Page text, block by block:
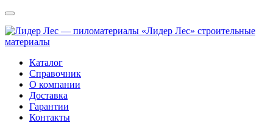
«Лидер Лес» строительные
материалы
Каталог
Справочник
О компании
Доставка
Гарантии
Контакты